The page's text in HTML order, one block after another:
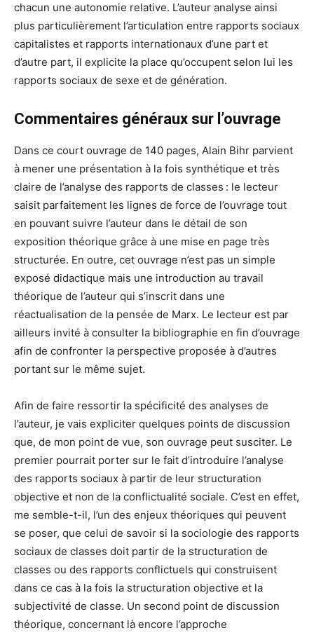
chacun une autonomie relative. L’auteur analyse ainsi
plus particulièrement l’articulation entre rapports sociaux
capitalistes et rapports internationaux d’une part et
d’autre part, il explicite la place qu’occupent selon lui les
rapports sociaux de sexe et de génération.
Commentaires généraux sur l’ouvrage
Dans ce court ouvrage de 140 pages, Alain Bihr parvient
à mener une présentation à la fois synthétique et très
claire de l’analyse des rapports de classes : le lecteur
saisit parfaitement les lignes de force de l’ouvrage tout
en pouvant suivre l’auteur dans le détail de son
exposition théorique grâce à une mise en page très
structurée. En outre, cet ouvrage n’est pas un simple
exposé didactique mais une introduction au travail
théorique de l’auteur qui s’inscrit dans une
réactualisation de la pensée de Marx. Le lecteur est par
ailleurs invité à consulter la bibliographie en fin d’ouvrage
afin de confronter la perspective proposée à d’autres
portant sur le même sujet.
Afin de faire ressortir la spécificité des analyses de
l’auteur, je vais expliciter quelques points de discussion
que, de mon point de vue, son ouvrage peut susciter. Le
premier pourrait porter sur le fait d’introduire l’analyse
des rapports sociaux à partir de leur structuration
objective et non de la conflictualité sociale. C’est en effet,
me semble-t-il, l’un des enjeux théoriques qui peuvent
se poser, que celui de savoir si la sociologie des rapports
sociaux de classes doit partir de la structuration de
classes ou des rapports conflictuels qui construisent
dans ce cas à la fois la structuration objective et la
subjectivité de classe. Un second point de discussion
théorique, concernant là encore l’approche